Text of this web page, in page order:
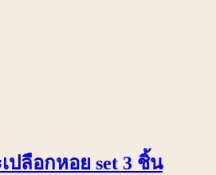
ปลือกหอย set 3 ชิ้น